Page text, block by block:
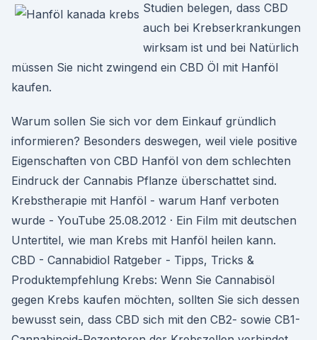
Studien belegen, dass CBD
auch bei Krebserkrankungen
wirksam ist und bei Natürlich
müssen Sie nicht zwingend ein CBD Öl mit Hanföl
kaufen.
Warum sollen Sie sich vor dem Einkauf gründlich
informieren? Besonders deswegen, weil viele positive
Eigenschaften von CBD Hanföl von dem schlechten
Eindruck der Cannabis Pflanze überschattet sind.
Krebstherapie mit Hanföl - warum Hanf verboten
wurde - YouTube 25.08.2012 · Ein Film mit deutschen
Untertitel, wie man Krebs mit Hanföl heilen kann. ️
CBD - Cannabidiol Ratgeber - Tipps, Tricks &
Produktempfehlung Krebs: Wenn Sie Cannabisöl
gegen Krebs kaufen möchten, sollten Sie sich dessen
bewusst sein, dass CBD sich mit den CB2- sowie CB1-